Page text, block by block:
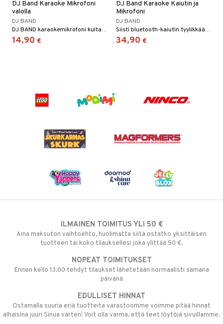
DJ Band Karaoke Mikrofoni
valolla
DJ BAND
DJ BAND karaokemikrofoni kultaisena valolla ja kaiuttimella.
14,90 €
DJ Band Karaoke Kaiutin ja
Mikrofoni
DJ BAND
Siisti bluetooth-kaiutin tyylikkäällä LED-valolla.
34,90 €
ILMAINEN TOIMITUS YLI 50 €
Aina maksuton vaihtoehto, huolimatta siitä ostatko yksittäisen
tuotteen tai koko tilauksellesi joka ylittää 50 €.
NOPEAT TOIMITUKSET
Ennen kello 13.00 tehdyt tilaukset lähetetään normaalisti samana
päivänä
EDULLISET HINNAT
Ostamalla suuria eriä tuotteita varastoomme voimme pitää hinnat
alhaisina juuri Sinua varten! Voit olla varma, että teet löytöjä sivuillamme.